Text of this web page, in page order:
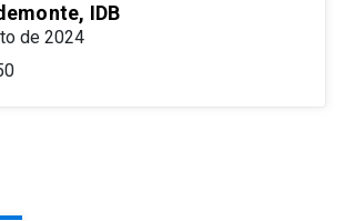
IDB
de 2024